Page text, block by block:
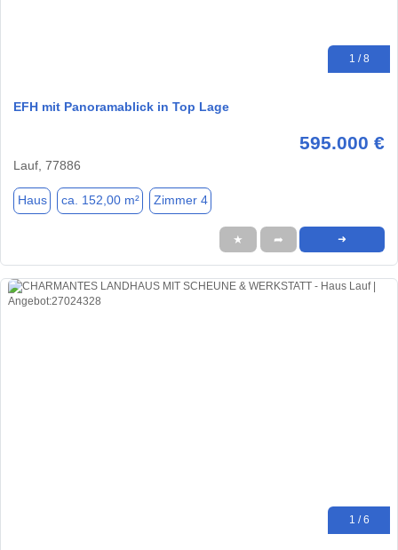
1 / 8
EFH mit Panoramablick in Top Lage
595.000 €
Lauf, 77886
Haus ca. 152,00 m² Zimmer 4
★ ➦ ➜
1 / 6